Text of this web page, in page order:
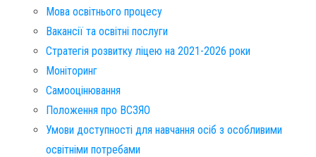
Мова освітнього процесу
Вакансії та освітні послуги
Стратегія розвитку ліцею на 2021-2026 роки
Моніторинг
Самооцінювання
Положення про ВСЗЯО
Умови доступності для навчання осіб з особливими
освітніми потребами